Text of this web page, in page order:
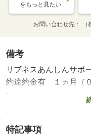
をもっと見たい
お問い合わせ先
備考
リブネスあんしんサ
約違約金有 １ヵ月（
要（エポスカード利
０％、月額総賃料の１
ーキッチンは開放感が
特記事項